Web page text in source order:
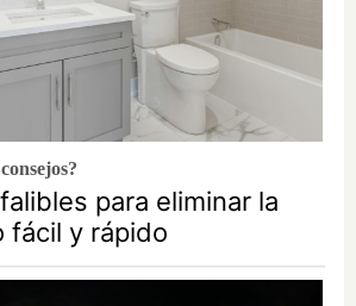
para eliminar la
fácil y rápido